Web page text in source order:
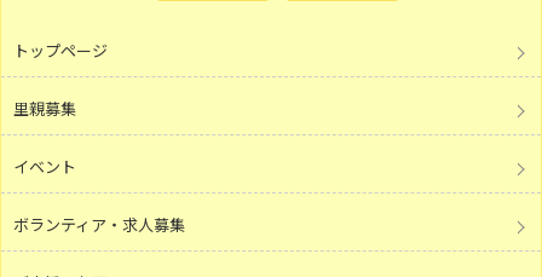
トップページ
里親募集
イベント
ボランティア・求人募集